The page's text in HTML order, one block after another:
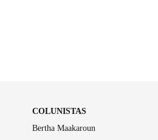
COLUNISTAS
Bertha Maakaroun